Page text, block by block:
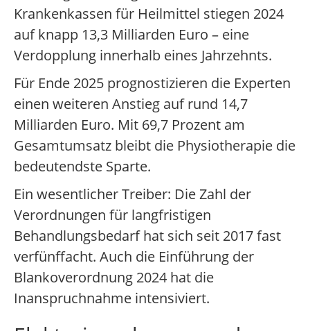
Krankenkassen für Heilmittel stiegen 2024
auf knapp 13,3 Milliarden Euro – eine
Verdopplung innerhalb eines Jahrzehnts.
Für Ende 2025 prognostizieren die Experten
einen weiteren Anstieg auf rund 14,7
Milliarden Euro. Mit 69,7 Prozent am
Gesamtumsatz bleibt die Physiotherapie die
bedeutendste Sparte.
Ein wesentlicher Treiber: Die Zahl der
Verordnungen für langfristigen
Behandlungsbedarf hat sich seit 2017 fast
verfünffacht. Auch die Einführung der
Blankoverordnung 2024 hat die
Inanspruchnahme intensiviert.